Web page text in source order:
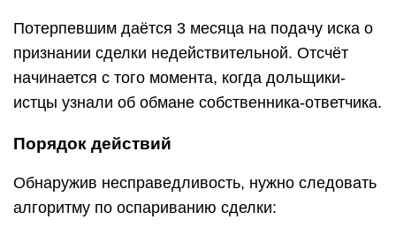
Потерпевшим даётся 3 месяца на подачу иска о
признании сделки недействительной. Отсчёт
начинается с того момента, когда дольщики-
истцы узнали об обмане собственника-ответчика.
Порядок действий
Обнаружив несправедливость, нужно следовать
алгоритму по оспариванию сделки: